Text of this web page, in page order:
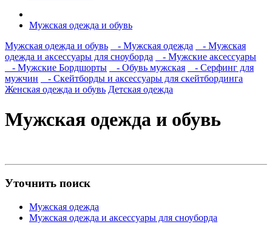
Мужская одежда и обувь
Мужская одежда и обувь
- Мужская одежда
- Мужская
одежда и аксессуары для сноуборда
- Мужские аксессуары
- Мужские Бордшорты
- Обувь мужская
- Серфинг для
мужчин
- Скейтборды и аксессуары для скейтбординга
Женская одежда и обувь Детская одежда
Мужская одежда и обувь
Уточнить поиск
Мужская одежда
Мужская одежда и аксессуары для сноуборда